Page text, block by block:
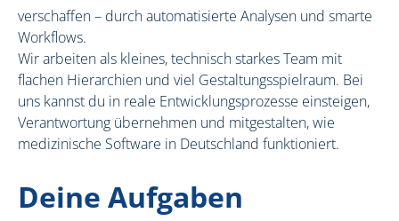
verschaffen – durch automatisierte Analysen und smarte
Workflows.
Wir arbeiten als kleines, technisch starkes Team mit
flachen Hierarchien und viel Gestaltungsspielraum. Bei
uns kannst du in reale Entwicklungsprozesse einsteigen,
Verantwortung übernehmen und mitgestalten, wie
medizinische Software in Deutschland funktioniert.
Deine Aufgaben